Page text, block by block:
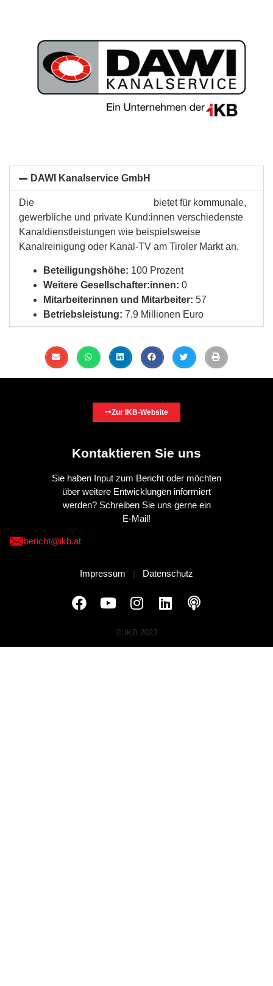
DAWI Kanalservice GmbH
Die
bietet für kommunale,
gewerbliche und private Kund:innen verschiedenste
Kanaldienstleistungen wie beispielsweise
Kanalreinigung oder Kanal-TV am Tiroler Markt an.
Beteiligungshöhe: 100 Prozent
Weitere Gesellschafter:innen: 0
Mitarbeiterinnen und Mitarbeiter: 57
Betriebsleistung: 7,9 Millionen Euro
Zur IKB-Website
Kontaktieren Sie uns
Sie haben Input zum Bericht oder möchten
über weitere Entwicklungen informiert
werden? Schreiben Sie uns gerne ein
E-Mail!
bericht@ikb.at
Impressum | Datenschutz
© IKB 2023